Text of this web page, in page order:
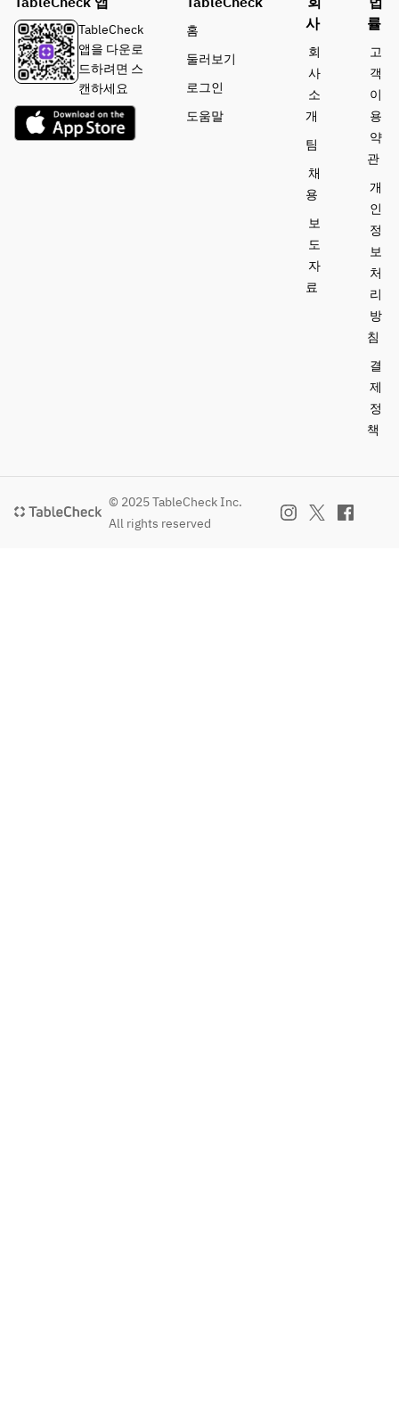
TableCheck
앱을 다운로
드하려면 스
캔하세요
홈
둘러보기
로그인
도움말
사
회
사
소
개
팀
채
용
보
도
자
료
률
고
객
이
용
약
관
개
인
정
보
처
리
방
침
결
제
정
책
© 2025 TableCheck Inc.
All rights reserved